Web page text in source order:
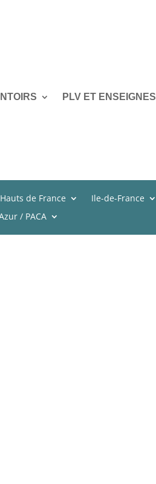
PLV ET ENSEIGNES
Hauts de France Ile-de-France
/ PACA